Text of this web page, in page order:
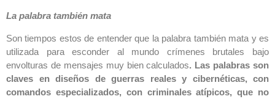
La palabra también mata
Son tiempos estos de entender que la palabra también mata y es
utilizada para esconder al mundo crímenes brutales bajo
envolturas de mensajes muy bien calculados. Las palabras son
claves en diseños de guerras reales y cibernéticas, con
comandos especializados, con criminales atípicos, que no